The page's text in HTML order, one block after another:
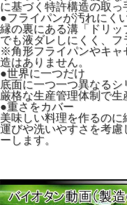
に基づく特許構造の取っ
●フライパンが汚れにく
縁の裏にある溝「ドリ
でも液ダレしにくく、フ
※角形フライパンやキャ
造はありません。
●世界に一つだけ
底面に一つ一つ異なるシ
厳格な生産管理体制で生
●重さをカバー
美味しい料理を作るの
運びや洗いやすさを考
ーします。